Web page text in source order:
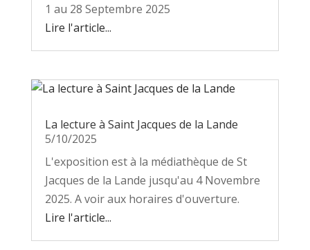
1 au 28 Septembre 2025
Lire l'article...
La lecture à Saint Jacques de la Lande
5/10/2025
L'exposition est à la médiathèque de St
Jacques de la Lande jusqu'au 4 Novembre
2025. A voir aux horaires d'ouverture.
Lire l'article...